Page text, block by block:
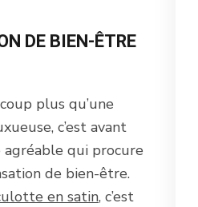
DE BIEN-ÊTRE
plus qu’une
c’est avant
qui procure
de bien-être.
en satin, c’est